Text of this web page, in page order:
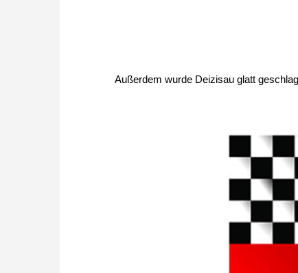
Außerdem wurde Deizisau glatt